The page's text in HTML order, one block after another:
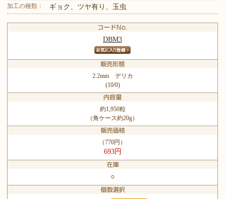
加工の種類： ギョク、ツヤ有り、玉虫
DBM3
2.2mm デリカ
(10/0)
約1,950粒
（角ケース約20g）
（770円）
693円
○